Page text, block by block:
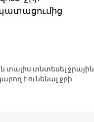
տնտեսել ջրային
է ունենալ ջրի